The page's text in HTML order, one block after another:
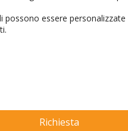
possono essere personalizzate
Richiesta